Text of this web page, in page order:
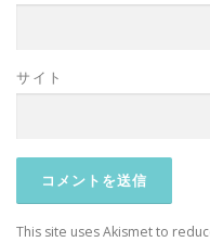
サイト
This site uses Akismet to